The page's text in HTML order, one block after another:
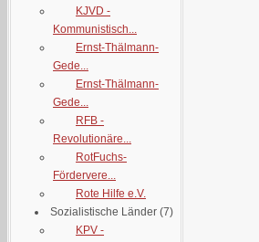
KJVD -
Kommunistisch...
Ernst-Thälmann-
Gede...
Ernst-Thälmann-
Gede...
RFB -
Revolutionäre...
RotFuchs-
Fördervere...
Rote Hilfe e.V.
Sozialistische Länder (7)
KPV -